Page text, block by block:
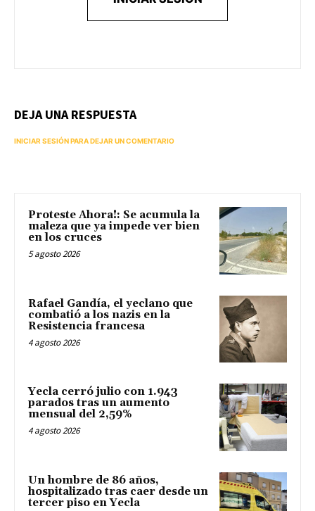
DEJA UNA RESPUESTA
INICIAR SESIÓN PARA DEJAR UN COMENTARIO
Proteste Ahora!: Se acumula la
maleza que ya impede ver bien
en los cruces
5 agosto 2026
Rafael Gandía, el yeclano que
combatió a los nazis en la
Resistencia francesa
4 agosto 2026
Yecla cerró julio con 1.943
parados tras un aumento
mensual del 2,59%
4 agosto 2026
Un hombre de 86 años,
hospitalizado tras caer desde un
tercer piso en Yecla